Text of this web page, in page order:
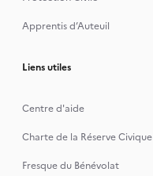
Apprentis d’Auteuil
Liens utiles
Centre d'aide
Charte de la Réserve Civique
Fresque du Bénévolat